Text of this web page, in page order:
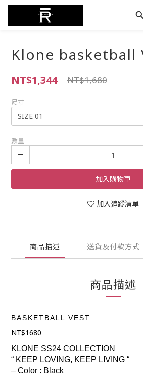
Klone basketball
NT$1,344 NT$1,680
尺寸
數量
加入購物車
加入追蹤清單
商品描述 送貨及付款方式
商品描述
BASKETBALL VEST
NT$1680
KLONE SS24 COLLECTION
“ KEEP LOVING, KEEP LIVING “
– Color : Black